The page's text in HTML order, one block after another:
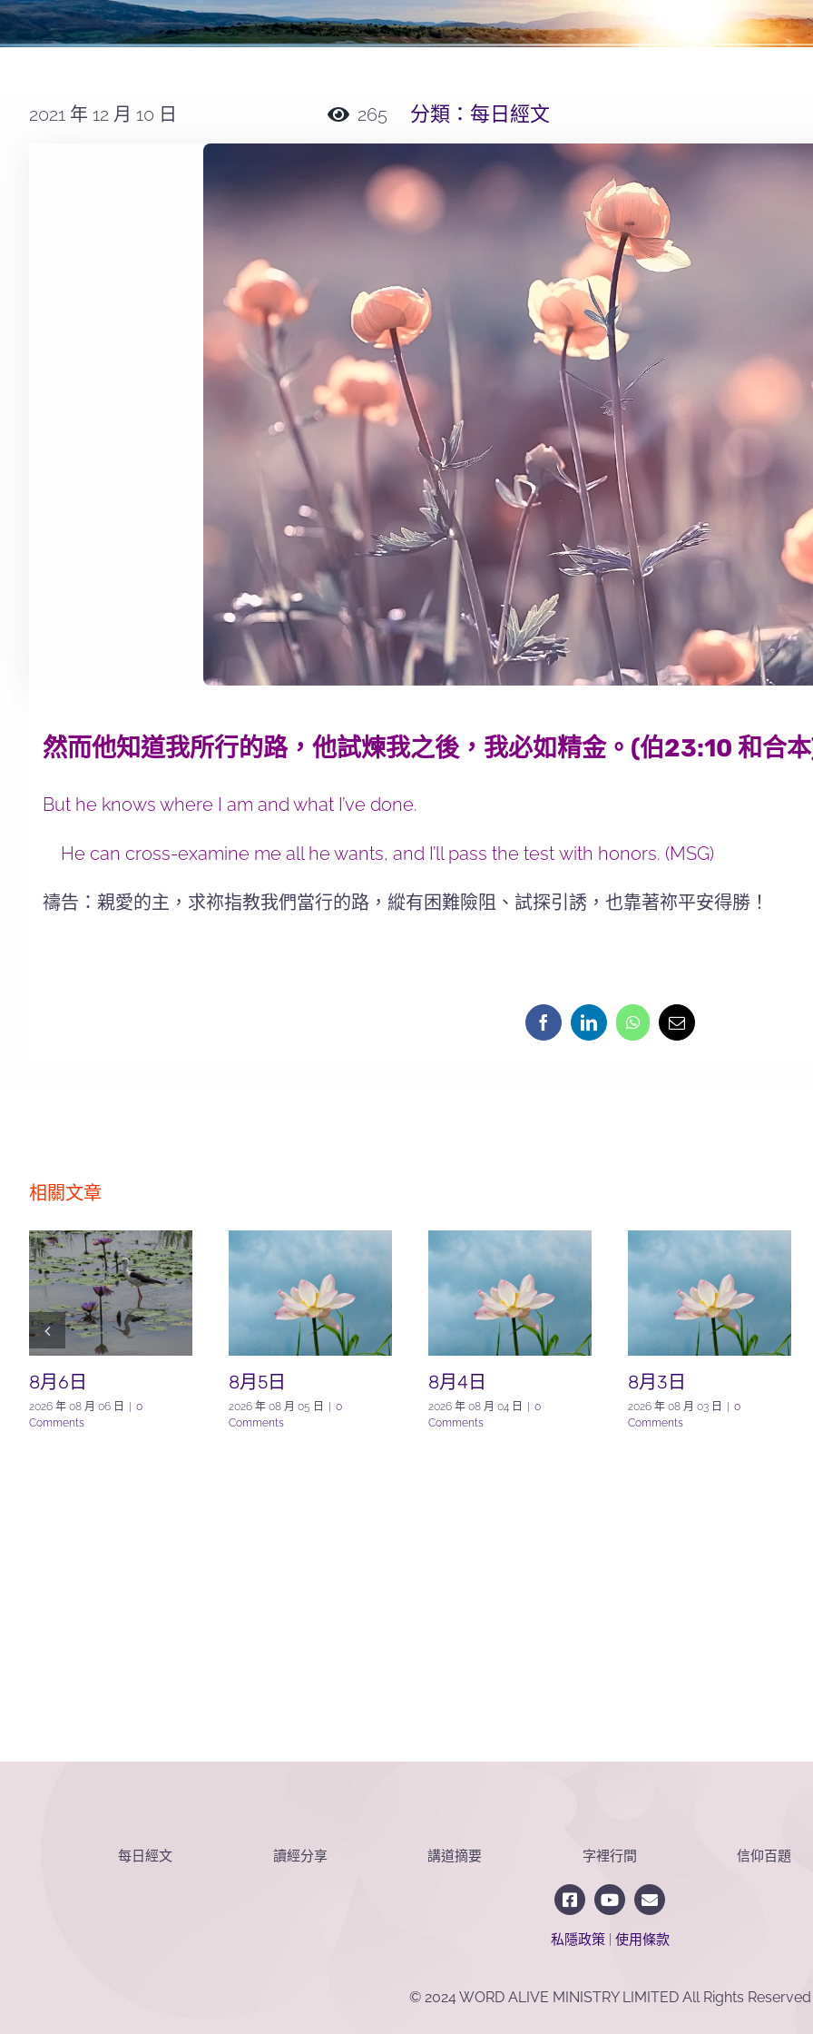
2021 年 12 月 10 日 265 分類： 每日經文
然而他知道我所行的路，他試煉我之後，我必如精金。(伯23:10 和合
But he knows where I am and what I’ve done.
He can cross-examine me all he wants, and I’ll pass the testwith honors. (MSG)
禱告：親愛的主，求祢指教我們當行的路，縱有困難險阻、試探引誘，也靠著祢平安得勝！
相關文章
8月6日
2026 年 08 月 06 日 | 0
Comments
8月5日
2026 年 08 月 05 日 | 0
Comments
8月4日
2026 年 08 月 04 日 | 0
Comments
8月3日
2026 年 08 月 03 日 | 0
Comments
每日經文 讀經分享 講道摘要 字裡行間 信仰百題
私隱政策| 使用條款
© 2024 WORD ALIVE MINISTRY LIMITED All Rights Reserved